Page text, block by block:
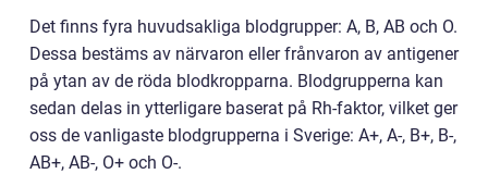
Det finns fyra huvudsakliga blodgrupper: A, B, AB och O.
Dessa bestäms av närvaron eller frånvaron av antigener
på ytan av de röda blodkropparna. Blodgrupperna kan
sedan delas in ytterligare baserat på Rh-faktor, vilket ger
oss de vanligaste blodgrupperna i Sverige: A+, A-, B+, B-,
AB+, AB-, O+ och O-.